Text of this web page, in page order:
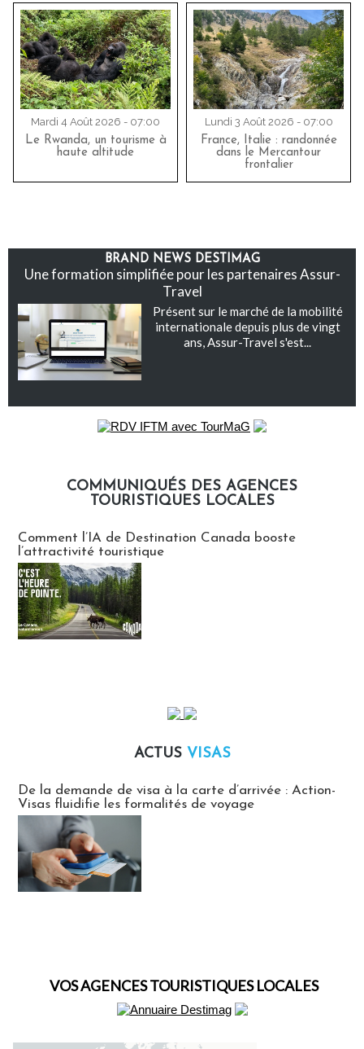
Mardi 4 Août 2026 - 07:00
Le Rwanda, un tourisme à
haute altitude
Lundi 3 Août 2026 - 07:00
France, Italie : randonnée
dans le Mercantour
frontalier
BRAND NEWS DESTIMAG
Une formation simplifiée pour les partenaires Assur-
Travel
Présent sur le marché de la mobilité
internationale depuis plus de vingt
ans, Assur-Travel s'est...
COMMUNIQUÉS DES AGENCES
TOURISTIQUES LOCALES
Comment l’IA de Destination Canada booste
l’attractivité touristique
ACTUS VISAS
De la demande de visa à la carte d’arrivée : Action-
Visas fluidifie les formalités de voyage
VOS AGENCES TOURISTIQUES LOCALES